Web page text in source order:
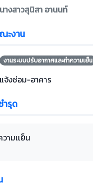
นางสาวสุนิสา อานนท์
ะงาน
งานระบบปรับอากาศและทำความเย็น
แจ้งซ่อม-อาคาร
ำรุด
ามเเย็น